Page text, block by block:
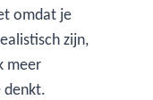
omdat je
zijn,
meer
denkt.